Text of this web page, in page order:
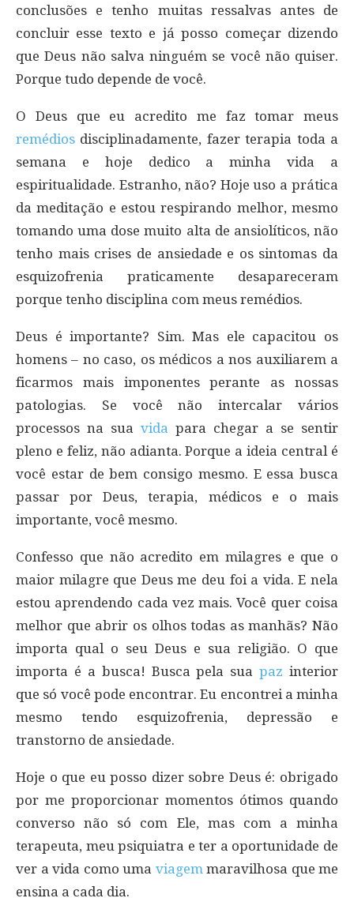
conclusões e tenho muitas ressalvas antes de
concluir esse texto e já posso começar dizendo
que Deus não salva ninguém se você não quiser.
Porque tudo depende de você.
O Deus que eu acredito me faz tomar meus
remédios disciplinadamente, fazer terapia toda a
semana e hoje dedico a minha vida a
espiritualidade. Estranho, não? Hoje uso a prática
da meditação e estou respirando melhor, mesmo
tomando uma dose muito alta de ansiolíticos, não
tenho mais crises de ansiedade e os sintomas da
esquizofrenia praticamente desapareceram
porque tenho disciplina com meus remédios.
Deus é importante? Sim. Mas ele capacitou os
homens – no caso, os médicos a nos auxiliarem a
ficarmos mais imponentes perante as nossas
patologias. Se você não intercalar vários
processos na sua vida para chegar a se sentir
pleno e feliz, não adianta. Porque a ideia central é
você estar de bem consigo mesmo. E essa busca
passar por Deus, terapia, médicos e o mais
importante, você mesmo.
Confesso que não acredito em milagres e que o
maior milagre que Deus me deu foi a vida. E nela
estou aprendendo cada vez mais. Você quer coisa
melhor que abrir os olhos todas as manhãs? Não
importa qual o seu Deus e sua religião. O que
importa é a busca! Busca pela suapaz interior
que só você pode encontrar. Eu encontrei a minha
mesmo tendo esquizofrenia, depressão e
transtorno de ansiedade.
Hoje o que eu posso dizer sobre Deus é: obrigado
por me proporcionar momentos ótimos quando
converso não só com Ele, mas com a minha
terapeuta, meu psiquiatra e ter a oportunidade de
ver a vida como uma viagem maravilhosa que me
ensina a cada dia.